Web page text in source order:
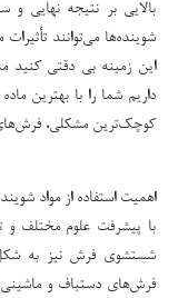
بالایی بر نتیجه نهایی و
شوینده‌ها می‌توانند
این زمینه بی دقتی کنید
داریم شما را با بهترین
کوچک‌ترین مشکلی،
اهمیت استفاده از مواد
با پیشرفت علوم مختلف و
شستشوی فرش نیز به شکل
فرش‌های دستباف و ماشینی